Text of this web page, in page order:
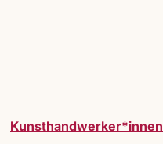
Kunsthandwerker*innen